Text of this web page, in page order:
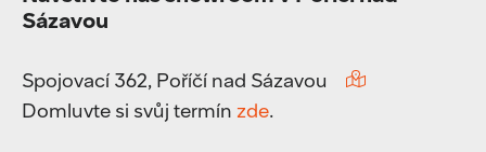
Sázavou
Spojovací 362, Poříčí nad Sázavou
Domluvte si svůj termín zde.